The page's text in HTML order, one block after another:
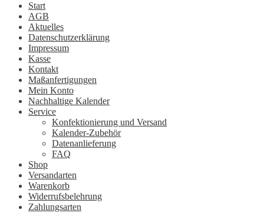
Start
AGB
Aktuelles
Datenschutzerklärung
Impressum
Kasse
Kontakt
Maßanfertigungen
Mein Konto
Nachhaltige Kalender
Service
Konfektionierung und Versand
Kalender-Zubehör
Datenanlieferung
FAQ
Shop
Versandarten
Warenkorb
Widerrufsbelehrung
Zahlungsarten